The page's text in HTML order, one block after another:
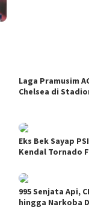
Laga Pramusim
Chelsea di
Eks Bek Sayap
Kendal Tornado
995 Senjata Api,
hingga Narkoba